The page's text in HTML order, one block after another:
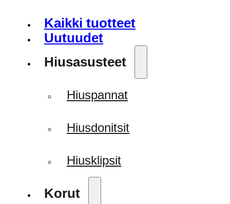
Kaikki tuotteet
Uutuudet
Hiusasusteet
Hiuspannat
Hiusdonitsit
Hiusklipsit
Korut